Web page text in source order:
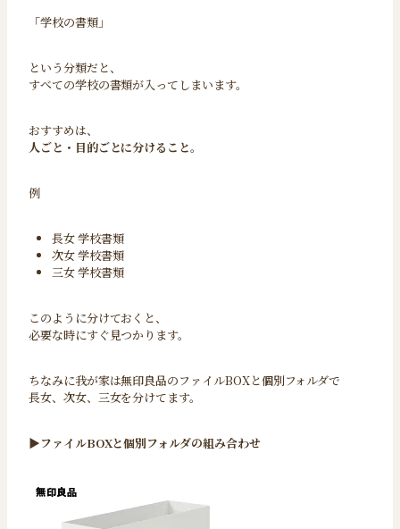
「学校の書類」
という分類だと、
すべての学校の書類が入ってしまいます。
おすすめは、
人ごと・目的ごとに分けること。
例
長女 学校書類
次女 学校書類
三女 学校書類
このように分けておくと、
必要な時にすぐ見つかります。
ちなみに我が家は無印良品のファイルBOXと個別フォルダで
長女、次女、三女を分けてます。
▶︎ファイルBOXと個別フォルダの組み合わせ